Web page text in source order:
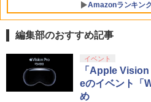
Amazonランキン
劇場版「鬼
窩座再来 通
編集部のおすすめ記事
イベント
「Apple
eのイベント「
め